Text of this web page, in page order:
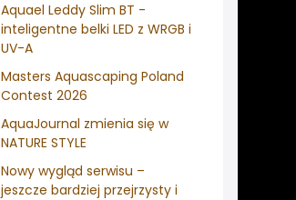
Aquael Leddy Slim BT -
inteligentne belki LED z WRGB i
UV-A
Masters Aquascaping Poland
Contest 2026
AquaJournal zmienia się w
NATURE STYLE
Nowy wygląd serwisu –
jeszcze bardziej przejrzysty i